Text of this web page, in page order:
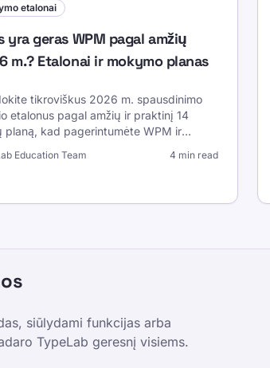
etalonai
yra geras WPM pagal amžių
m.? Etalonai ir mokymo planas
tikroviškus 2026 m. spausdinimo
etalonus pagal amžių ir praktinį 14
planą, kad pagerintumėte WPM ir
Education Team 4 min read
siūlydami funkcijas arba
TypeLab geresnį visiems.